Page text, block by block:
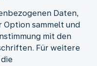
Daten,
Option sammelt und
mit den
Für weitere